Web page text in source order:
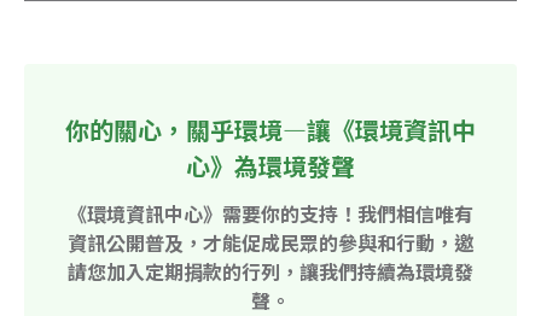
你的關心，關乎環境—讓《環境資訊中
心》為環境發聲
《環境資訊中心》需要你的支持！我們相信唯有
資訊公開普及，才能促成民眾的參與和行動，邀
請您加入定期捐款的行列，讓我們持續為環境發
聲。